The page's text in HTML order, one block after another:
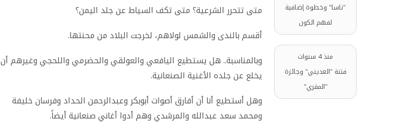
"ناسا" وخطوة إضافية
لفهم الكون
منذ 4 سنوات
فتنة "العديني" وجائزة
"المقري"
متى تتحرر الشرعية؟ متى تكف السياط عن جلد اليمن؟
أقسم بالندى والشمس لولاهم، لخرجت البلاد من محنتها.
وبالمناسبة.. هل يستطيع اليافعي والعولقي والحضرمي واللحجي وغيرهم أن
يخلع عن جلده الأغنية الصنعانية.
وهل أستطيع أنا أن أفارق أصوات أبوبكر وعبدالرحمن الحداد وفرسان خليفة
ومحمد سعد عبدالله والمرشدي وهم أدوا أغاني صنعانية أيضاً.